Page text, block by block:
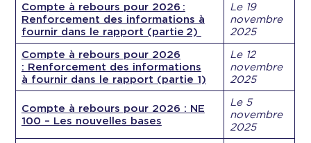
Compte à rebours pour 2026 :
Renforcement des informations à
fournir dans le rapport (partie 2)
Le 19
novembre
2025
Compte à rebours pour 2026
: Renforcement des informations
à fournir dans le rapport (partie 1)
Le 12
novembre
2025
Compte à rebours pour 2026 : NE
100 – Les nouvelles bases
Le 5
novembre
2025